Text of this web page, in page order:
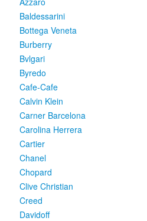
Baldessarini
Bottega Veneta
Burberry
Bvlgari
Byredo
Cafe-Cafe
Calvin Klein
Carner Barcelona
Carolina Herrera
Cartier
Chanel
Chopard
Clive Christian
Creed
Davidoff